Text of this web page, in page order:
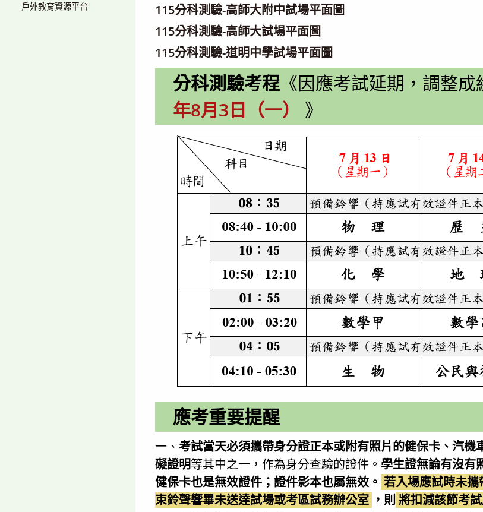
115分科測驗-高師大附中試場平面圖
115分科測驗-高師大試場平面圖
115分科測驗-道明中學試場平面圖
分科測驗考程 《因應考試延期，調整
年8月3日（一）
》
應考重要提醒
一、考試當天必須攜帶身分證正本或附有照片的健保卡、汽機
礙證明等其中之一，作為身分查驗的證件。 學生證無論有沒有
健保卡也是無效證件；證件影本也屬無效。 若入場應試時未
束鈴聲響畢未送達試場或考區試務辦公室 ，則 將扣減該節考
戶外教育資源平台